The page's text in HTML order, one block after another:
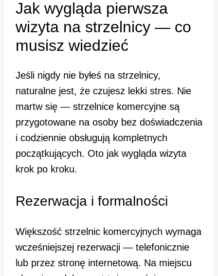
Jak wygląda pierwsza
wizyta na strzelnicy — co
musisz wiedzieć
Jeśli nigdy nie byłeś na strzelnicy,
naturalne jest, że czujesz lekki stres. Nie
martw się — strzelnice komercyjne są
przygotowane na osoby bez doświadczenia
i codziennie obsługują kompletnych
początkujących. Oto jak wygląda wizyta
krok po kroku.
Rezerwacja i formalności
Większość strzelnic komercyjnych wymaga
wcześniejszej rezerwacji — telefonicznie
lub przez stronę internetową. Na miejscu